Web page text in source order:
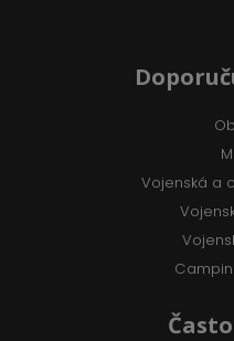
Vojenská a